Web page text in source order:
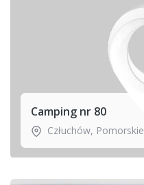
Camping nr 80
Człuchów, Pomorskie